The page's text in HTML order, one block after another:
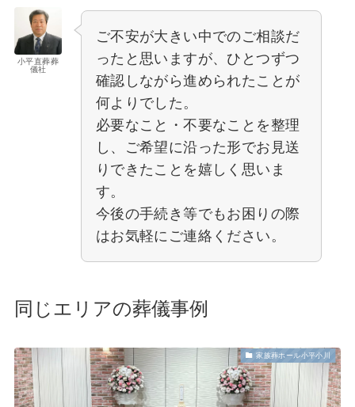
小平直葬葬
儀社
ご不安が大きい中でのご相談だ
ったと思いますが、ひとつずつ
確認しながら進められたことが
何よりでした。
必要なこと・不要なことを整理
し、ご希望に沿った形でお見送
りできたことを嬉しく思いま
す。
今後の手続き等でもお困りの際
はお気軽にご連絡ください。
同じエリアの葬儀事例
家族葬ホール小平小川